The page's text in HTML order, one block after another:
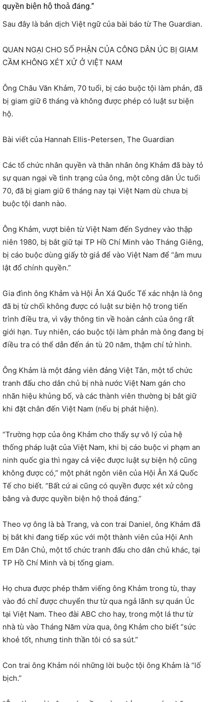
quyền biện hộ thoả đáng.”
Sau đây là bản dịch Việt ngữ của bài báo từ The Guardian.
QUAN NGẠI CHO SỐ PHẬN CỦA CÔNG DÂN ÚC BỊ GIAM
CẦM KHÔNG XÉT XỬ Ở VIỆT NAM
Ông Châu Văn Khảm, 70 tuổi, bị cáo buộc tội làm phản, đã
bị giam giữ 6 tháng và không được phép có luật sư biện
hộ.
Bài viết của Hannah Ellis-Petersen, The Guardian
Các tổ chức nhân quyền và thân nhân ông Khảm đã bày tỏ
sự quan ngại về tình trạng của ông, một công dân Úc tuổi
70, đã bị giam giữ 6 tháng nay tại Việt Nam dù chưa bị
buộc tội danh nào.
Ông Khảm, vượt biên từ Việt Nam đến Sydney vào thập
niên 1980, bị bắt giữ tại TP Hồ Chí Minh vào Tháng Giêng,
bị cáo buộc dùng giấy tờ giả để vào Việt Nam để “âm mưu
lật đổ chính quyền.”
Gia đình ông Khảm và Hội Ân Xá Quốc Tế xác nhận là ông
đã bị từ chối không được có luật sư biện hộ trong tiến
trình điều tra, vì vậy thông tin về hoàn cảnh của ông rất
giới hạn. Tuy nhiên, cáo buộc tội làm phản mà ông đang bị
điều tra có thể dẫn đến án tù 20 năm, thậm chí tử hình.
Ông Khảm là một đảng viên đảng Việt Tân, một tổ chức
tranh đấu cho dân chủ bị nhà nước Việt Nam gán cho
nhãn hiệu khủng bố, và các thành viên thường bị bắt giữ
khi đặt chân đến Việt Nam (nếu bị phát hiện).
“Trường hợp của ông Khảm cho thấy sự vô lý của hệ
thống pháp luật của Việt Nam, khi bị cáo buộc vi phạm an
ninh quốc gia thì ngay cả việc được luật sự biện hộ cũng
không được có,” một phát ngôn viên của Hội Ân Xá Quốc
Tế cho biết. “Bất cứ ai cũng có quyền được xét xử công
bằng và được quyền biện hộ thoả đáng.”
Theo vợ ông là bà Trang, và con trai Daniel, ông Khảm đã
bị bắt khi đang tiếp xúc với một thành viên của Hội Anh
Em Dân Chủ, một tổ chức tranh đấu cho dân chủ khác, tại
TP Hồ Chí Minh và bị tống giam.
Họ chưa được phép thăm viếng ông Khảm trong tù, thay
vào đó chỉ được chuyển thư từ qua ngả lãnh sự quán Úc
tại Việt Nam. Theo đài ABC cho hay, trong một lá thư từ
nhà tù vào Tháng Năm vừa qua, ông Khảm cho biết “sức
khoẻ tốt, nhưng tinh thần tôi có sa sút.”
Con trai ông Khảm nói những lời buộc tội ông Khảm là “lố
bịch.”